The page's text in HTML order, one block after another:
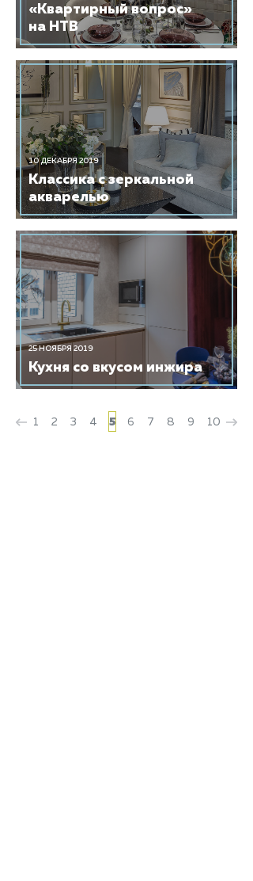
«Квартирный вопрос»
на НТВ
10 ДЕКАБРЯ 2019
Классика с зеркальной
акварелью
25 НОЯБРЯ 2019
Кухня со вкусом инжира
1 2 3 4 5 6 7 8 9 10